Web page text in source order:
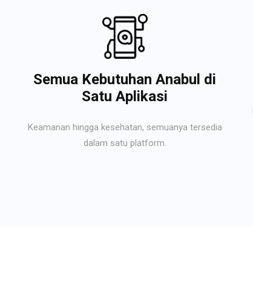
Semua Kebutuhan Anabul di
Satu Aplikasi
Keamanan hingga kesehatan, semuanya tersedia
dalam satu platform.